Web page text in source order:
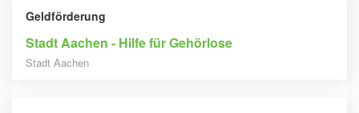
Geldförderung
Stadt Aachen - Hilfe für Gehörlose
Stadt Aachen